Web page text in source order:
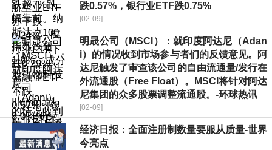
跌0.57%，银行业ETF跌0.75%
[02-09]
明晟公司（MSCI）：就印度阿达尼（Adan
i）的情况收到市场参与者们的反馈意见。阿
达尼触发了审查该公司的自由流通量/发行在
外流通股（Free Float）。MSCI将针对阿达
尼集团的众多股票调整流通股。-环球热讯
[02-09]
经济日报：全面注册制数量要服从质量-世界
今亮点